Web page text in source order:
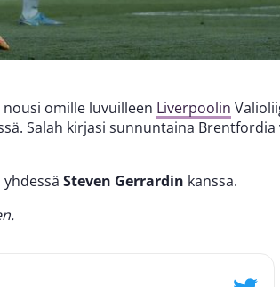
nousi omille luvuilleen Liverpoolin
Salah kirjasi sunnuntaina Brentfordia
Steven Gerrardin kanssa.